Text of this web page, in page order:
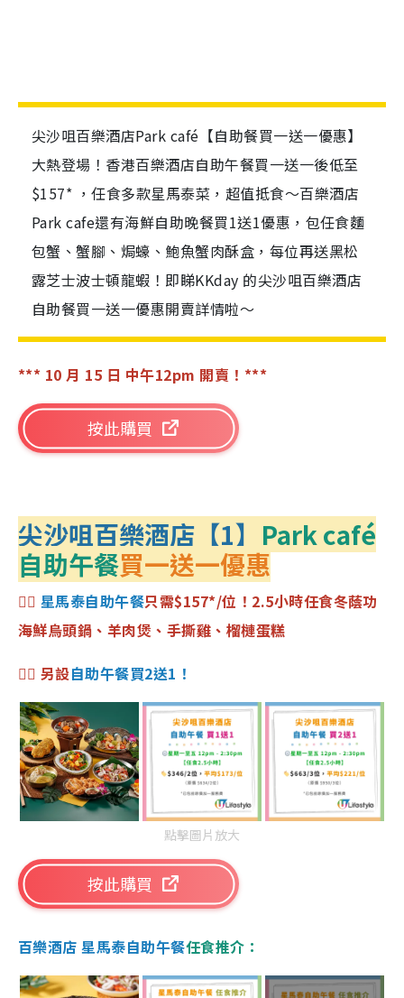
尖沙咀百樂酒店Park café【自助餐買一送一優惠】
大熱登場！香港百樂酒店自助午餐買一送一後低至
$157* ，任食多款星馬泰菜，超值抵食～百樂酒店
Park cafe還有海鮮自助晚餐買1送1優惠，包任食麵
包蟹、蟹腳、焗蠔、鮑魚蟹肉酥盒，每位再送黑松
露芝士波士頓龍蝦！即睇KKday 的尖沙咀百樂酒店
自助餐買一送一優惠開賣詳情啦～
*** 10月 15 日 中午12pm 開賣！ ***
按此購買
尖沙咀百樂酒店【1】 Park café
自助午餐買一送一優惠
👉🏻 星馬泰自助午餐只需$157*/位！2.5小時任食冬蔭功
海鮮烏頭鍋、羊肉煲、手撕雞、榴槤蛋糕
👉🏻 另設自助午餐買2送1！
點擊圖片放大
按此購買
百樂酒店 星馬泰自助午餐任食推介：